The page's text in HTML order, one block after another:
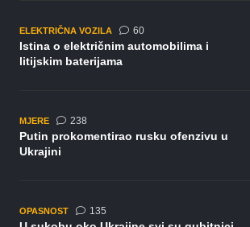
ELEKTRIČNA VOZILA 60komentara
Istina o električnim automobilima i
litijskim baterijama
MJERE 238komentara
Putin prokomentirao rusku ofenzivu u
Ukrajini
OPASNOST 135komentara